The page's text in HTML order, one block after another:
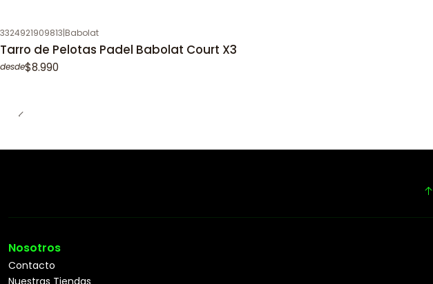
3324921909813|Babolat
Tarro de Pelotas Padel Babolat Court X3
desde$8.990
Nosotros
Contacto